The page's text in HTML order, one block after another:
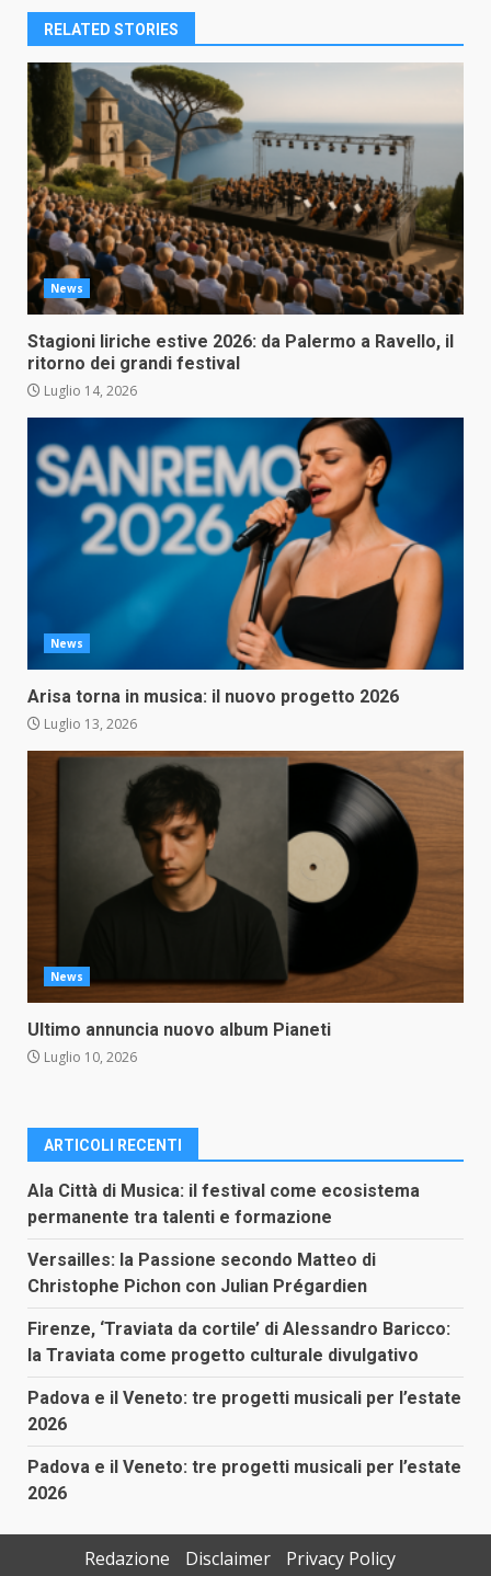
RELATED STORIES
News
Stagioni liriche estive 2026: da Palermo a Ravello, il
ritorno dei grandi festival
Luglio 14, 2026
News
Arisa torna in musica: il nuovo progetto 2026
Luglio 13, 2026
News
Ultimo annuncia nuovo album Pianeti
Luglio 10, 2026
ARTICOLI RECENTI
Ala Città di Musica: il festival come ecosistema
permanente tra talenti e formazione
Versailles: la Passione secondo Matteo di
Christophe Pichon con Julian Prégardien
Firenze, ‘Traviata da cortile’ di Alessandro Baricco:
la Traviata come progetto culturale divulgativo
Padova e il Veneto: tre progetti musicali per l’estate
2026
Padova e il Veneto: tre progetti musicali per l’estate
2026
Redazione Disclaimer Privacy Policy